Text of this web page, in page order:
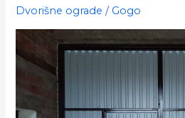
Dvorišne ograde / Gogo